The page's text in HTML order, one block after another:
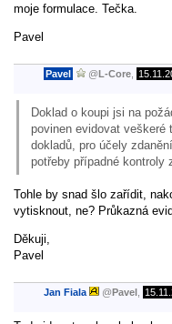
moje formulace. Tečka.
Pavel
Pavel @L-Core
Doklad o koupi jsi na
povinen evidovat veškeré
dokladů, pro účely
potřeby případné kontroly
Tohle by snad šlo zařídit,
vytisknout, ne? Průkazná
Děkuji,
Pavel
Jan Fiala @Pavel